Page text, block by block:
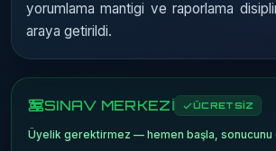
yorumlama mantigi ve raporlama
araya getirildi.
SINAV MERKEZİ ÜCRETSİZ
Üyelik gerektirmez — hemen başla, sonucunu